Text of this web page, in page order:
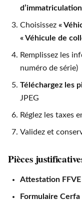
Choisissez «
« Véhicule de
Remplissez les
numéro de série)
Téléchargez les
JPEG
Réglez les taxes
Validez et
Pièces
Attestation FFVE
Formulaire